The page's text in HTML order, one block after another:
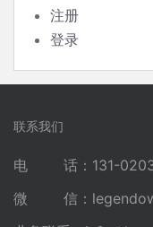
注册
登录
联系我们
电 话：131-
微 信：legendowl